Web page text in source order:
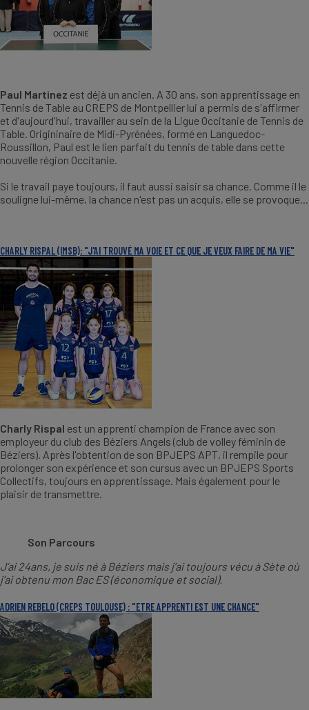
Paul Martinez est déjà un ancien. A 30 ans, son apprentissage en
Tennis de Table au CREPS de Montpellier lui a permis de s'affirmer
et d'aujourd'hui, travailler au sein de la Ligue Occitanie de Tennis de
Table. Origininaire de Midi-Pyrénées, formé en Languedoc-
Roussillon, Paul est le lien parfait du tennis de table dans cette
nouvelle région Occitanie.
Si le travail paye toujours, il faut aussi saisir sa chance. Comme il le
souligne lui-même, la chance n'est pas un acquis, elle se provoque...
CHARLY RISPAL (IMSB): "J'AI TROUVÉ MA VOIE ET CE QUE JE VEUX FAIRE DE MA VIE"
Charly Rispal est un apprenti champion de France avec son
employeur du club des Béziers Angels (club de volley féminin de
Béziers). Après l'obtention de son BPJEPS APT, il rempile pour
prolonger son expérience et son cursus avec un BPJEPS Sports
Collectifs, toujours en apprentissage. Mais également pour le
plaisir de transmettre.
Son Parcours
J’ai 24ans, je suis né à Béziers mais j’ai toujours vécu à Sète où
j’ai obtenu mon Bac ES (économique et social).
ADRIEN REBELO (CREPS TOULOUSE) : "ETRE APPRENTI EST UNE CHANCE"